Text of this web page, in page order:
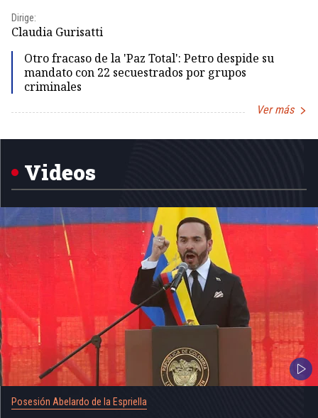
Dirige:
Claudia Gurisatti
Otro fracaso de la 'Paz Total': Petro despide su
mandato con 22 secuestrados por grupos
criminales
Ver más
1
Videos
Posesión Abelardo de la Espriella